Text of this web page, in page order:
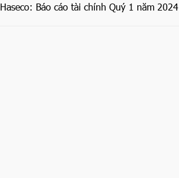
Haseco: Báo cáo tài chính Quý 1 năm 2024